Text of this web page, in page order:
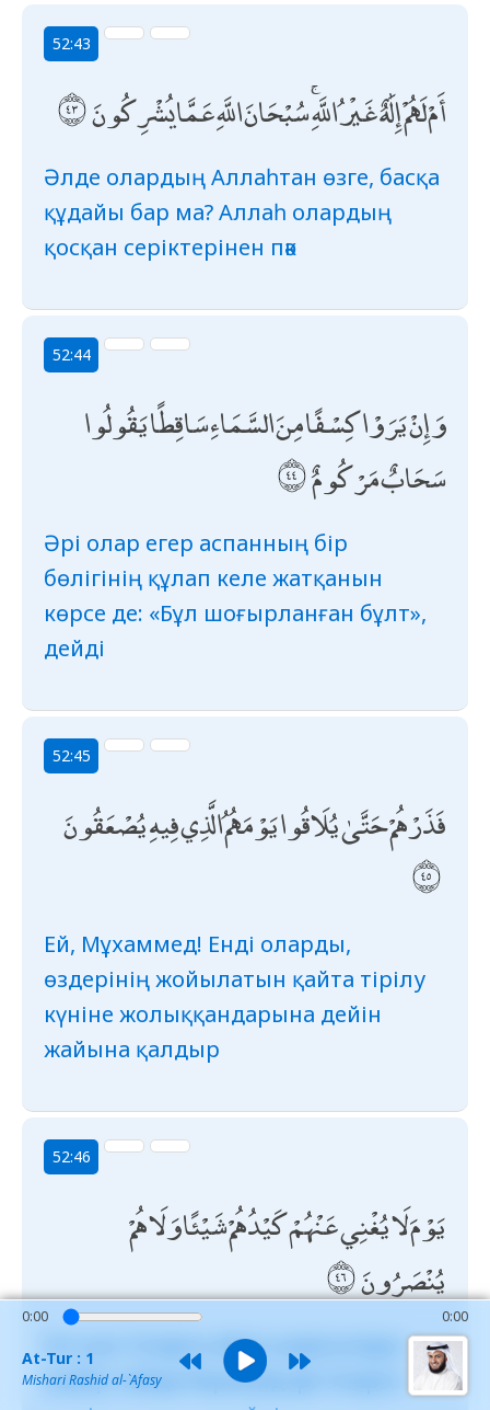
52:43
أَمْ لَهُمْ إِلَٰهٌ غَيْرُ اللَّهِ ۚ سُبْحَانَ اللَّهِ عَمَّا يُشْرِكُونَ
Әлде олардың Аллаһтан өзге, басқа
құдайы бар ма? Аллаһ олардың
қосқан серіктерінен пәк
52:44
وَإِنْ يَرَوْا كِسْفًا مِنَ السَّمَاءِ سَاقِطًا يَقُولُوا
سَحَابٌ مَرْكُومٌ
Әрі олар егер аспанның бір
бөлігінің құлап келе жатқанын
көрсе де: «Бұл шоғырланған бұлт»,
дейді
52:45
فَذَرْهُمْ حَتَّىٰ يُلَاقُوا يَوْمَهُمُ الَّذِي فِيهِ يُصْعَقُونَ
Ей, Мұхаммед! Енді оларды,
өздерінің жойылатын қайта тірілу
күніне жолыққандарына дейін
жайына қалдыр
52:46
يَوْمَ لَا يُغْنِي عَنْهُمْ كَيْدُهُمْ شَيْئًا وَلَا هُمْ
يُنْصَرُونَ
Ол күні Оларға айла-шарғылары
ешбір пайда бермейді әрі Оларға
0:00 0:00
At-Tur : 1
Mishari Rashid al-`Afasy